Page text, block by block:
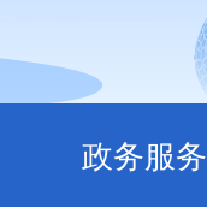
政务服务